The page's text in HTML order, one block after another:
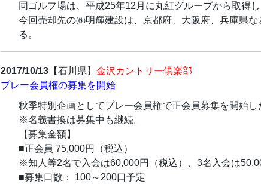
同ゴルフ場は、平成25年12月に丸紅グループから取得
今回売却先の㈱明輝建設は、京都府、大阪府、兵庫県
る。
2017/10/13【石川県】 金沢カントリー倶楽部
プレー会員権の募集を開始
秋季特別企画としてプレー会員権で正会員募集を開始し
※名義書換は募集中も継続。
【募集金額】
■正会員 75,000円（税込）
※知人等2名で入会は60,000円（税込）、3名入会は
■募集口数： 100～200口予定